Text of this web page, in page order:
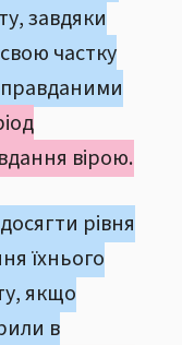
завдяки
частку
вірою.
рівня
їхнього
якщо
в